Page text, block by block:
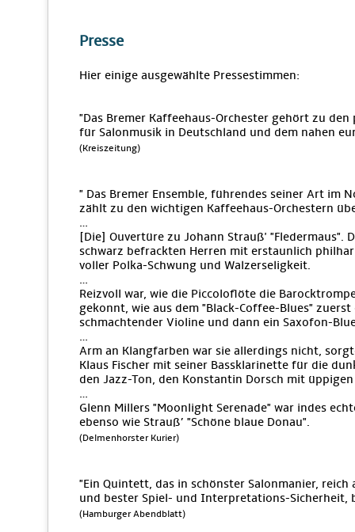
Presse
Hier einige ausgewählte Pressestimmen:
"Das Bremer Kaffeehaus-Orchester gehört zu
für Salonmusik in Deutschland und dem nahen
(Kreiszeitung)
" Das Bremer Ensemble, führendes seiner Art im
zählt zu den wichtigen Kaffeehaus-Orchestern
…
[Die] Ouvertüre zu Johann Strauß' "Fledermaus".
schwarz befrackten Herren mit erstaunlich
voller Polka-Schwung und Walzerseligkeit.
…
Reizvoll war, wie die Piccoloflöte die
gekonnt, wie aus dem "Black-Coffee-Blues"
schmachtender Violine und dann ein Saxofon-
…
Arm an Klangfarben war sie allerdings nicht,
Klaus Fischer mit seiner Bassklarinette für die
den Jazz-Ton, den Konstantin Dorsch mit
…
Glenn Millers "Moonlight Serenade" war indes
ebenso wie Strauß’ "Schöne blaue Donau".
(Delmenhorster Kurier)
"Ein Quintett, das in schönster Salonmanier, reich
und bester Spiel- und Interpretations-Sicherheit,
(Hamburger Abendblatt)